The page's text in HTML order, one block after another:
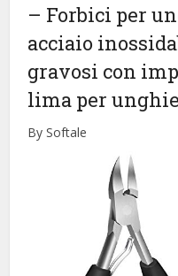
– Forbici per
acciaio
gravosi con
lima per unghie
By Softale